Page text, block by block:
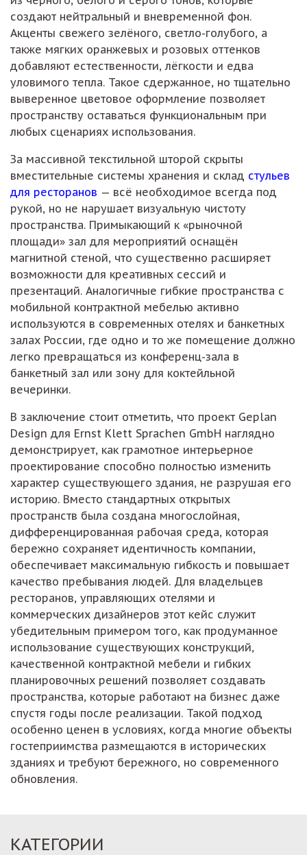
создают нейтральный и вневременной фон.
Акценты свежего зелёного, светло-голубого, а
также мягких оранжевых и розовых оттенков
добавляют естественности, лёгкости и едва
уловимого тепла. Такое сдержанное, но тщательно
выверенное цветовое оформление позволяет
пространству оставаться функциональным при
любых сценариях использования.
За массивной текстильной шторой скрыты
вместительные системы хранения и склад стульев
для ресторанов — всё необходимое всегда под
рукой, но не нарушает визуальную чистоту
пространства. Примыкающий к «рыночной
площади» зал для мероприятий оснащён
магнитной стеной, что существенно расширяет
возможности для креативных сессий и
презентаций. Аналогичные гибкие пространства с
мобильной контрактной мебелью активно
используются в современных отелях и банкетных
залах России, где одно и то же помещение должно
легко превращаться из конференц-зала в
банкетный зал или зону для коктейльной
вечеринки.
В заключение стоит отметить, что проект Geplan
Design для Ernst Klett Sprachen GmbH наглядно
демонстрирует, как грамотное интерьерное
проектирование способно полностью изменить
характер существующего здания, не разрушая его
историю. Вместо стандартных открытых
пространств была создана многослойная,
дифференцированная рабочая среда, которая
бережно сохраняет идентичность компании,
обеспечивает максимальную гибкость и повышает
качество пребывания людей. Для владельцев
ресторанов, управляющих отелями и
коммерческих дизайнеров этот кейс служит
убедительным примером того, как продуманное
использование существующих конструкций,
качественной контрактной мебели и гибких
планировочных решений позволяет создавать
пространства, которые работают на бизнес даже
спустя годы после реализации. Такой подход
особенно ценен в условиях, когда многие объекты
гостеприимства размещаются в исторических
зданиях и требуют бережного, но современного
обновления.
КАТЕГОРИИ